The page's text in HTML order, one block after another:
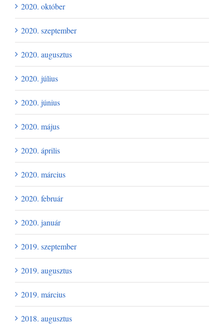
2020. október
2020. szeptember
2020. augusztus
2020. július
2020. június
2020. május
2020. április
2020. március
2020. február
2020. január
2019. szeptember
2019. augusztus
2019. március
2018. augusztus